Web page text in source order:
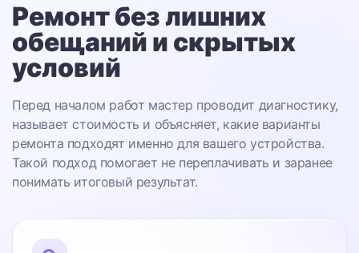
Ремонт без лишних
обещаний и скрытых
условий
Перед началом работ мастер проводит диагностику,
называет стоимость и объясняет, какие варианты
ремонта подходят именно для вашего устройства.
Такой подход помогает не переплачивать и заранее
понимать итоговый результат.